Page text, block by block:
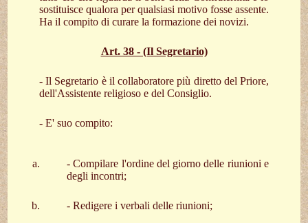
sostituisce qualora per qualsiasi motivo fosse assente.
Ha il compito di curare la formazione dei novizi.
Art. 38 - (Il Segretario)
- Il Segretario è il collaboratore più diretto del Priore,
dell'Assistente religioso e del Consiglio.
- E' suo compito:
- Compilare l'ordine del giorno delle riunioni e
degli incontri;
- Redigere i verbali delle riunioni;